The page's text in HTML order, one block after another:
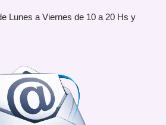
Lunes a Viernes de 10 a 20 Hs y